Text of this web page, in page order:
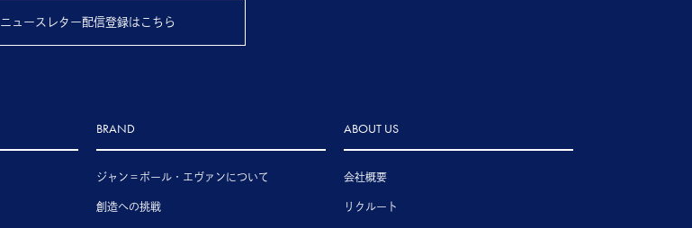
ニュースレター配信登録はこちら
BRAND
ジャン＝ポール・エヴァンについて
創造への挑戦
ABOUT US
会社概要
リクルート